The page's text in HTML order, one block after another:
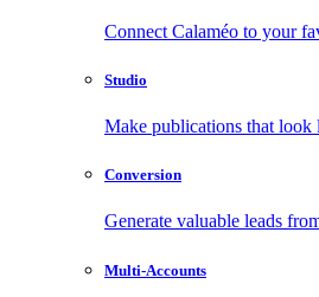
Connect Calaméo to your
Studio
Make publications that look
Conversion
Generate valuable leads
Multi-Accounts